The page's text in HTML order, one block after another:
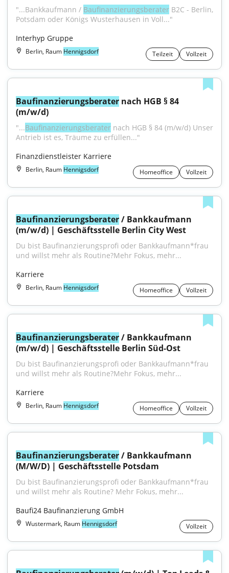
"...Bankkaufmann / Baufinanzierungsberater B2C - Berlin,
Potsdam oder Königs Wusterhausen in Voll..."
Interhyp Gruppe
Berlin, Raum Hennigsdorf Teilzeit Vollzeit
Baufinanzierungsberater nach HGB § 84
(m/w/d)
"...Baufinanzierungsberater nach HGB § 84 (m/w/d) Unser
Antrieb ist es, Träume zu erfüllen..."
Finanzdienstleister Karriere
Berlin, Raum Hennigsdorf Homeoffice Vollzeit
Baufinanzierungsberater / Bankkaufmann
(m/w/d) | Geschäftsstelle Berlin City West
Du bist Baufinanzierungsprofi oder Bankkaufmann*frau
und willst mehr als Routine?Mehr Fokus, mehr...
Karriere
Berlin, Raum Hennigsdorf Homeoffice Vollzeit
Baufinanzierungsberater / Bankkaufmann
(m/w/d) | Geschäftsstelle Berlin Süd-Ost
Du bist Baufinanzierungsprofi oder Bankkaufmann*frau
und willst mehr als Routine?Mehr Fokus, mehr...
Karriere
Berlin, Raum Hennigsdorf Homeoffice Vollzeit
Baufinanzierungsberater / Bankkaufmann
(M/W/D) | Geschäftsstelle Potsdam
Du bist Baufinanzierungsprofi oder Bankkaufmann*frau
und willst mehr als Routine? Mehr Fokus, mehr...
Baufi24 Baufinanzierung GmbH
Wustermark, Raum Hennigsdorf Vollzeit